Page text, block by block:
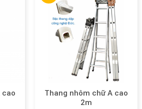
cao
Thang nhôm chữ A cao
2m